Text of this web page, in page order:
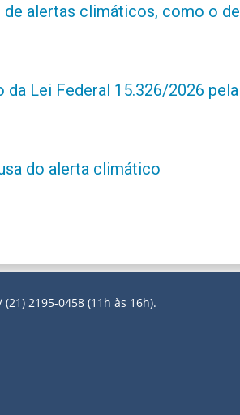
alertas climáticos, como o de
Lei Federal 15.326/2026 pela
do alerta climático
2195-0458 (11h às 16h).